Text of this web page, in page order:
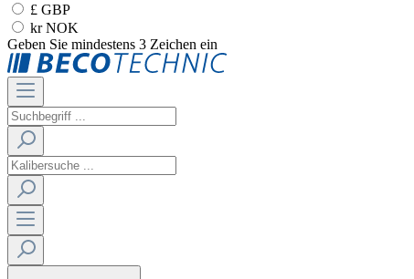
£ GBP
kr NOK
Geben Sie mindestens 3 Zeichen ein